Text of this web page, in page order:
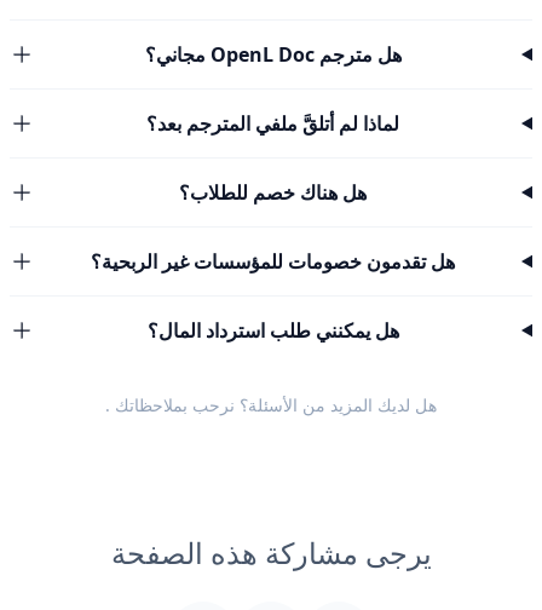
هل مترجم OpenL Doc مجاني؟
لماذا لم أتلقَّ ملفي المترجم بعد؟
هل هناك خصم للطلاب؟
هل تقدمون خصومات للمؤسسات غير الربحية؟
هل يمكنني طلب استرداد المال؟
هل لديك المزيد من الأسئلة؟ نرحب بملاحظاتك .
يرجى مشاركة هذه الصفحة